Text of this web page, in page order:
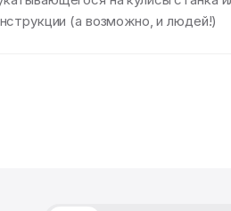
(а возможно, и людей!)